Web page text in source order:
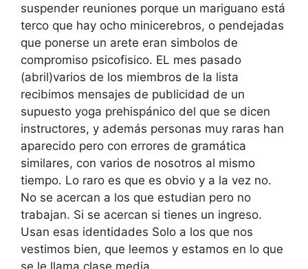
suspender reuniones porque un mariguano está
terco que hay ocho minicerebros, o pendejadas
que ponerse un arete eran simbolos de
compromiso psicofisico. EL mes pasado
(abril)varios de los miembros de la lista
recibimos mensajes de publicidad de un
supuesto yoga prehispánico del que se dicen
instructores, y además personas muy raras han
aparecido pero con errores de gramática
similares, con varios de nosotros al mismo
tiempo. Lo raro es que es obvio y a la vez no.
No se acercan a los que estudian pero no
trabajan. Si se acercan si tienes un ingreso.
Usan esas identidades Solo a los que nos
vestimos bien, que leemos y estamos en lo que
se le llama clase media.